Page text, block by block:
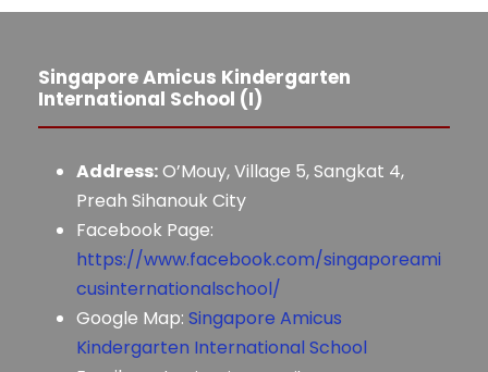
Singapore Amicus Kindergarten
International School (I)
Address:O’Mouy, Village 5, Sangkat 4,
Preah Sihanouk City
Facebook Page:
https://www.facebook.com/singaporeami
cusinternationalschool/
Google Map: Singapore Amicus
Kindergarten International School